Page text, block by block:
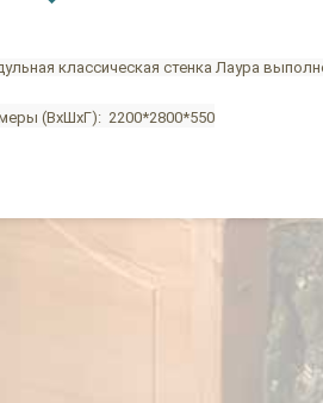
классическая стенка Лаура
(ВхШхГ): 2200*2800*550